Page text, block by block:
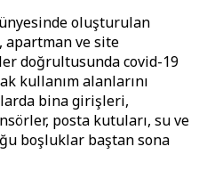
oluşturulan
apartman ve site
doğrultusunda covid-19
kullanım alanlarını
bina girişleri,
posta kutuları, su ve
boşluklar baştan sona